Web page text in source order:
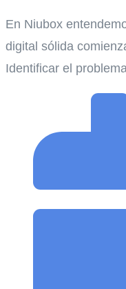
En Niubox
digital sólida
Identificar el